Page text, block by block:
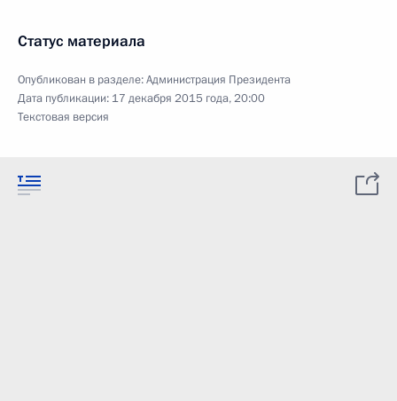
Статус материала
Опубликован в разделе:Администрация Президента
Дата публикации: 17 декабря 2015 года, 20:00
Текстовая версия